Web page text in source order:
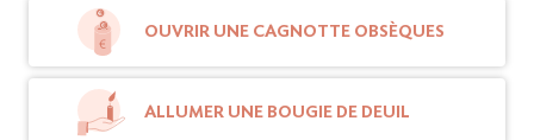
OUVRIR UNE CAGNOTTE OBSÈQUES
ALLUMER UNE BOUGIE DE DEUIL